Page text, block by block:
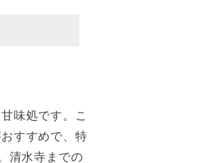
味処です。こ
すすめで、特
清水寺までの